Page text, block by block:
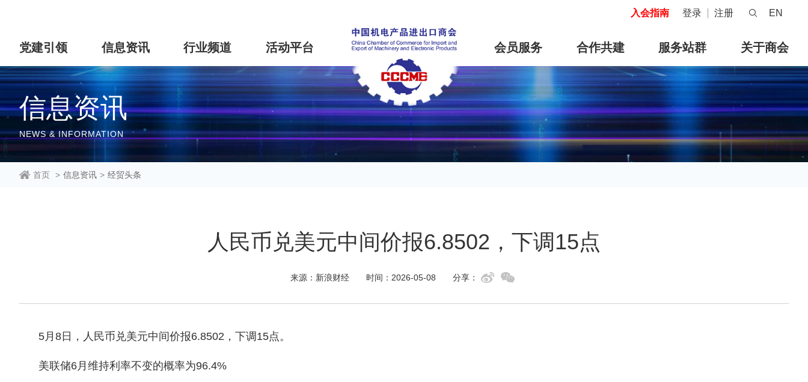
入会指南 登录 注册 EN
党建引领 信息资讯 行业频道 活动平台 会员服务 合作共建 服务站群 关于商会
信息资讯
NEWS & INFORMATION
首页 > 信息资讯 > 经贸头条
人民币兑美元中间价报6.8502，下调15点
来源：新浪财经 时间：2026-05-08 分享：
5月8日，人民币兑美元中间价报6.8502，下调15点。
美联储6月维持利率不变的概率为96.4%